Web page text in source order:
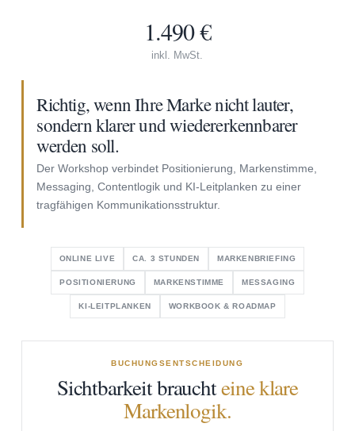
1.490 €
inkl. MwSt.
Richtig, wenn Ihre Marke nicht lauter,
sondern klarer und wiedererkennbarer
werden soll.
Der Workshop verbindet Positionierung, Markenstimme,
Messaging, Contentlogik und KI-Leitplanken zu einer
tragfähigen Kommunikationsstruktur.
ONLINE LIVE CA. 3 STUNDEN MARKENBRIEFING
POSITIONIERUNG MARKENSTIMME MESSAGING
KI-LEITPLANKEN WORKBOOK & ROADMAP
BUCHUNGSENTSCHEIDUNG
Sichtbarkeit brauchteine klare
Markenlogik.